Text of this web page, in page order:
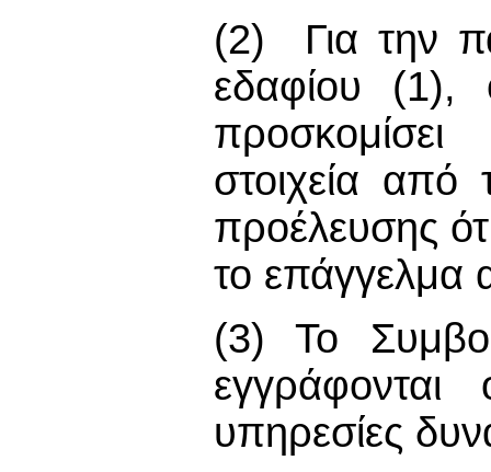
(2) Για την
εδαφίου (1),
στοιχεία
προέλευσης
το επάγγελμα
(3) Το
εγγράφονται
υπηρεσίες